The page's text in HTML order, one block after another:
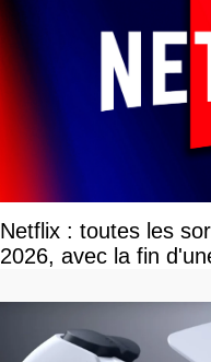
Netflix : toutes les
2026, avec la fin